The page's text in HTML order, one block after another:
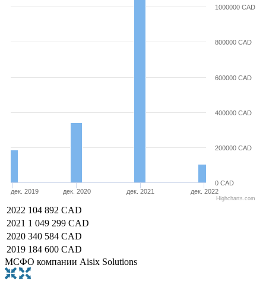
дек. 2019 дек. 2020 дек. 2021 дек. 2022
0 CAD
200000 CAD
400000 CAD
600000 CAD
800000 CAD
1000000 CAD
Highcharts.com
2022 104 892 CAD
2021 1 049 299 CAD
2020 340 584 CAD
2019 184 600 CAD
МСФО компании Aisix Solutions